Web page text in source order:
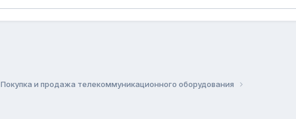
Покупка и продажа телекоммуникационного оборудования